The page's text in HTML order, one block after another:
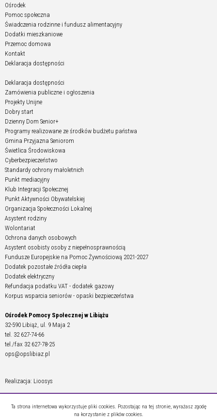
Ośrodek
Pomoc społeczna
Świadczenia rodzinne i fundusz alimentacyjny
Dodatki mieszkaniowe
Przemoc domowa
Kontakt
Deklaracja dostępności
Deklaracja dostępności
Zamówienia publiczne i ogłoszenia
Projekty Unijne
Dobry start
Dzienny Dom Senior+
Programy realizowane ze środków budżetu państwa
Gmina Przyjazna Seniorom
Świetlica Środowiskowa
Cyberbezpieczeństwo
Standardy ochrony małoletnich
Punkt mediacyjny
Klub Integracji Społecznej
Punkt Aktywności Obywatelskiej
Organizacja Społeczności Lokalnej
Asystent rodziny
Wolontariat
Ochrona danych osobowych
Asystent osobisty osoby z niepełnosprawnością
Fundusze Europejskie na Pomoc Żywnościową 2021-2027
Dodatek pozostałe źródła ciepła
Dodatek elektryczny
Refundacja podatku VAT - dodatek gazowy
Korpus wsparcia seniorów - opaski bezpieczeństwa
Ośrodek Pomocy Społecznej w Libiążu
32-590 Libiąż, ul. 9 Maja 2
tel. 32 627-74-66
tel./fax 32 627-78-25
ops@opslibiaz.pl
Realizacja: Lioosys
Ta strona internetowa wykorzystuje pliki cookies. Pozostając na tej stronie, wyrażasz zgodę
na korzystanie z plików cookies.